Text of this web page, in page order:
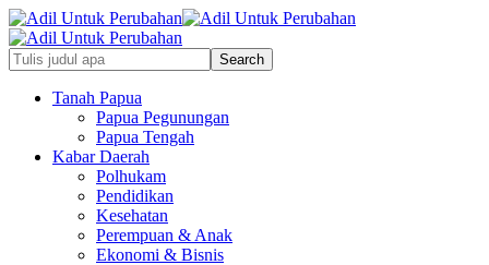
Tanah Papua
Papua Pegunungan
Papua Tengah
Kabar Daerah
Polhukam
Pendidikan
Kesehatan
Perempuan & Anak
Ekonomi & Bisnis